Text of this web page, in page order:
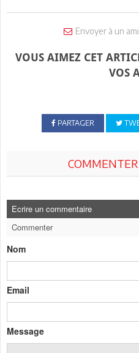
Envoyer à un ami
VOUS AIMEZ CET
VOS
PARTAGER
Ecrire un commentaire
Commenter
Nom
Email
Message